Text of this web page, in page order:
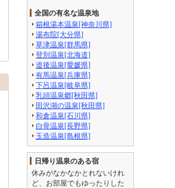
全国の有名な温泉地
箱根湯本温泉[神奈川県]
湯布院[大分県]
草津温泉[群馬県]
登別温泉[北海道]
道後温泉[愛媛県]
有馬温泉[兵庫県]
下呂温泉[岐阜県]
乳頭温泉郷[秋田県]
田沢湖の温泉[秋田県]
和倉温泉[石川県]
白骨温泉[長野県]
玉造温泉[島根県]
日帰り温泉のある宿
休みがなかなかとれないけれ
ど、お部屋でもゆったりした